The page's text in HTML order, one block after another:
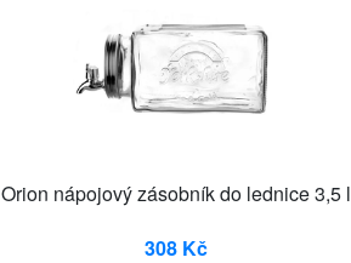
Orion nápojový zásobník do lednice 3,5 l
308 Kč